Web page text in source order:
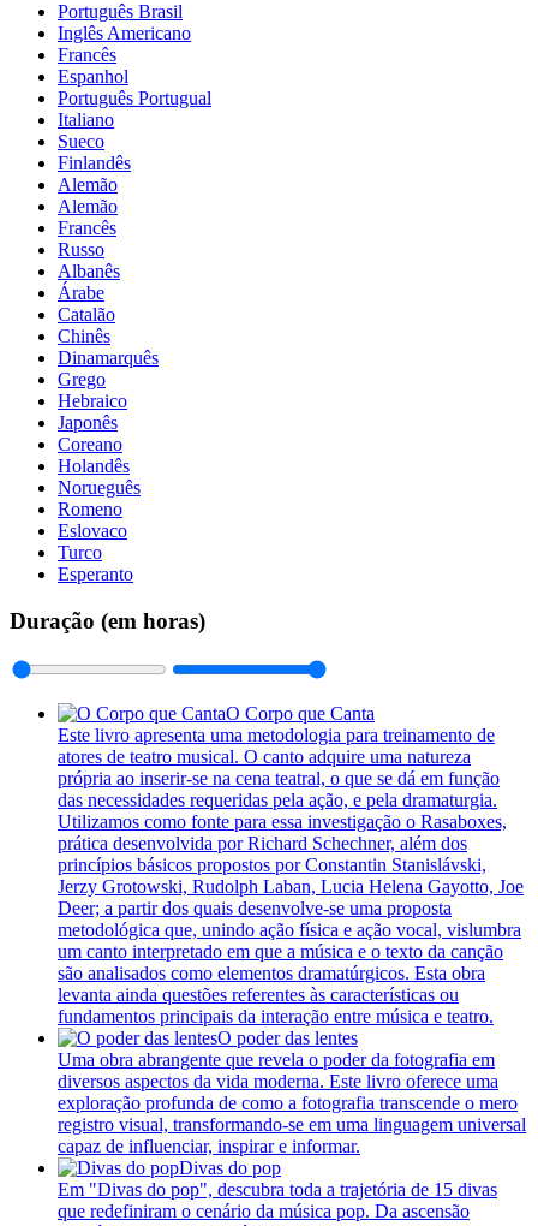
Português Brasil
Inglês Americano
Francês
Espanhol
Português Portugual
Italiano
Sueco
Finlandês
Alemão
Alemão
Francês
Russo
Albanês
Árabe
Catalão
Chinês
Dinamarquês
Grego
Hebraico
Japonês
Coreano
Holandês
Norueguês
Romeno
Eslovaco
Turco
Esperanto
Duração (em horas)
O Corpo que Canta
Este livro apresenta uma metodologia para treinamento de
atores de teatro musical. O canto adquire uma natureza
própria ao inserir-se na cena teatral, o que se dá em função
das necessidades requeridas pela ação, e pela dramaturgia.
Utilizamos como fonte para essa investigação o Rasaboxes,
prática desenvolvida por Richard Schechner, além dos
princípios básicos propostos por Constantin Stanislávski,
Jerzy Grotowski, Rudolph Laban, Lucia Helena Gayotto, Joe
Deer; a partir dos quais desenvolve-se uma proposta
metodológica que, unindo ação física e ação vocal, vislumbra
um canto interpretado em que a música e o texto da canção
são analisados como elementos dramatúrgicos. Esta obra
levanta ainda questões referentes às características ou
fundamentos principais da interação entre música e teatro.
O poder das lentes
Uma obra abrangente que revela o poder da fotografia em
diversos aspectos da vida moderna. Este livro oferece uma
exploração profunda de como a fotografia transcende o mero
registro visual, transformando-se em uma linguagem universal
capaz de influenciar, inspirar e informar.
Divas do pop
Em "Divas do pop", descubra toda a trajetória de 15 divas
que redefiniram o cenário da música pop. Da ascensão